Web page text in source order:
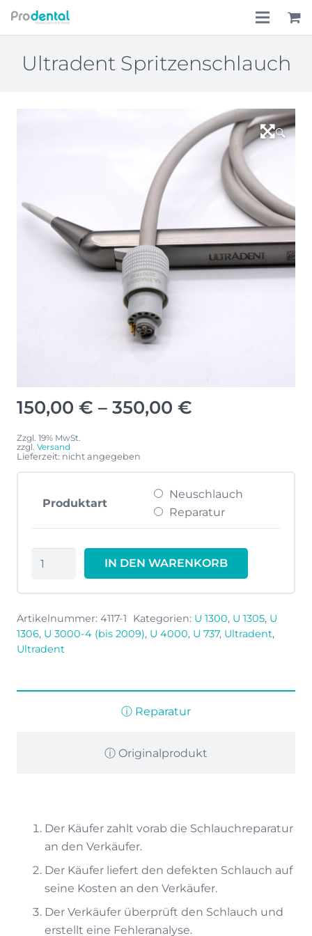
Home
Aktionen
Ultradent Spritzenschlauch
🔍
150,00 € – 350,00 €
Zzgl. 19% MwSt.
zzgl. Versand
Lieferzeit: nicht angegeben
Produktart
Neuschlauch
Reparatur
Spritzenschlauch
IN DEN WARENKORB
Artikelnummer: 4117-1 Kategorien: U 1300, U 1305, U
1306, U 3000-4 (bis 2009), U 4000, U 737, Ultradent,
Ultradent
ⓘ Reparatur
ⓘ Originalprodukt
Der Käufer zahlt vorab die Schlauchreparatur
an den Verkäufer.
Der Käufer liefert den defekten Schlauch auf
seine Kosten an den Verkäufer.
Der Verkäufer überprüft den Schlauch und
erstellt eine Fehleranalyse.